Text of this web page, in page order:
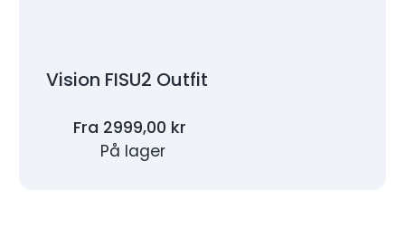
Vision FISU2 Outfit
Fra 2999,00 kr
På lager